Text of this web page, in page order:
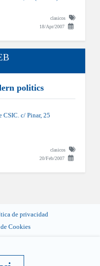
clasicos
18/Apr/2007
politics
c/ Pinar, 25
clasicos
20/Feb/2007
de privacidad
Cookies